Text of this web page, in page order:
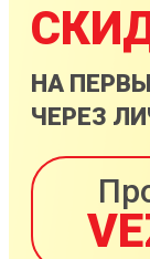
НА
ЧЕРЕЗ